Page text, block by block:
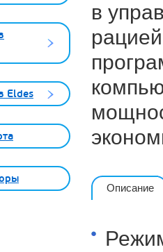
Eldes
в
Описание